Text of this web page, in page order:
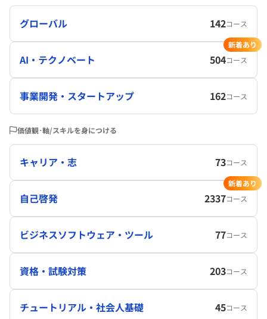
グローバル 142コース
AI・テクノベート 504コース
新着あり
事業開発・スタートアップ 162コース
価値観･軸/スキルを身につける
キャリア・志 73コース
自己啓発 2337コース
新着あり
ビジネスソフトウェア・ツール 77コース
資格・試験対策 203コース
チュートリアル・社会人基礎 45コース